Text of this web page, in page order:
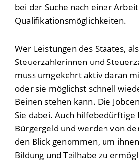
bei der Suche nach einer
Qualifikationsmöglichkeiten.
Wer Leistungen des Staates,
Steuerzahlerinnen und
muss umgekehrt aktiv daran
oder sie möglichst schnell
Beinen stehen kann. Die
Sie dabei. Auch hilfebedürftige
Bürgergeld und werden von
den Blick genommen, um
Bildung und Teilhabe zu